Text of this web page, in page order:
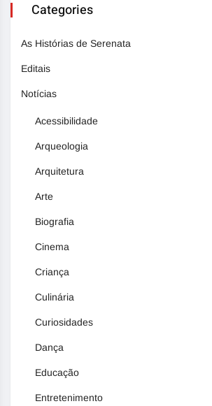
Categories
As Histórias de Serenata
Editais
Notícias
Acessibilidade
Arqueologia
Arquitetura
Arte
Biografia
Cinema
Criança
Culinária
Curiosidades
Dança
Educação
Entretenimento